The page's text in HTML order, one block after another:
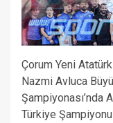
Çorum Yeni
Nazmi Avluca
Şampiyonası’nda
Türkiye